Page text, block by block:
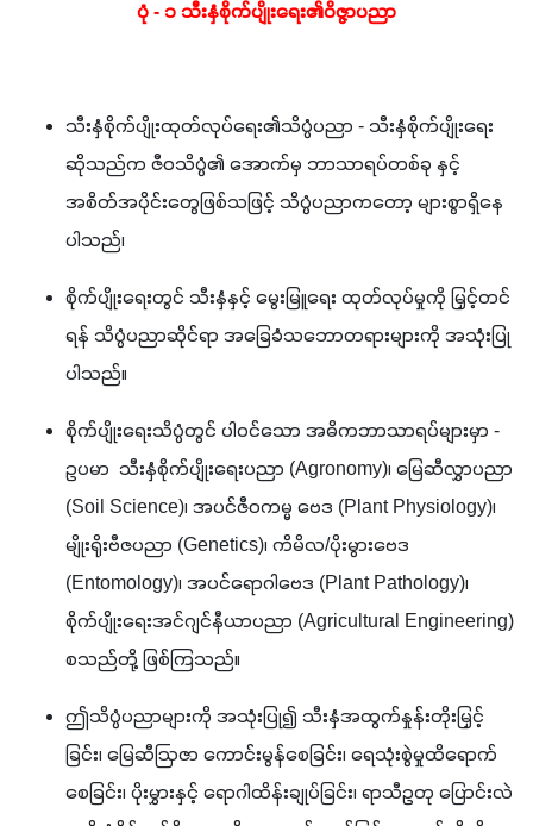
ပုံ - ၁ သီးနှံစိုက်ပျိုးရေး၏ဝိဇ္ဇာပညာ
သီးနှံစိုက်ပျိုးထုတ်လုပ်ရေး၏သိပ္ပံပညာ - သီးနှံစိုက်ပျိုးရေး
ဆိုသည်က ဇီဝသိပ္ပံ၏ အောက်မှ ဘာသာရပ်တစ်ခု နှင့်
အစိတ်အပိုင်းတွေဖြစ်သဖြင့် သိပ္ပံပညာကတော့ များစွာရှိနေ
ပါသည်၊
စိုက်ပျိုးရေးတွင် သီးနှံနှင့် မွေးမြူရေး ထုတ်လုပ်မှုကို မြှင့်တင်
ရန် သိပ္ပံပညာဆိုင်ရာ အခြေခံသဘောတရားများကို အသုံးပြု
ပါသည်။
စိုက်ပျိုးရေးသိပ္ပံတွင် ပါဝင်သော အဓိကဘာသာရပ်များမှာ -
ဥပမာ  သီးနှံစိုက်ပျိုးရေးပညာ (Agronomy)၊ မြေဆီလွှာပညာ
(Soil Science)၊ အပင်ဇီဝကမ္မ ဗေဒ (Plant Physiology)၊
မျိုးရိုးဗီဇပညာ (Genetics)၊ ကိမိလ/ပိုးမွားဗေဒ
(Entomology)၊ အပင်ရောဂါဗေဒ (Plant Pathology)၊
စိုက်ပျိုးရေးအင်ဂျင်နီယာပညာ (Agricultural Engineering)
စသည်တို့ ဖြစ်ကြသည်။
ဤသိပ္ပံပညာများကို အသုံးပြု၍ သီးနှံအထွက်နှုန်းတိုးမြှင့်
ခြင်း၊ မြေဆီဩဇာ ကောင်းမွန်စေခြင်း၊ ရေသုံးစွဲမှုထိရောက်
စေခြင်း၊ ပိုးမွှားနှင့် ရောဂါထိန်းချုပ်ခြင်း၊ ရာသီဥတု ပြောင်းလဲ